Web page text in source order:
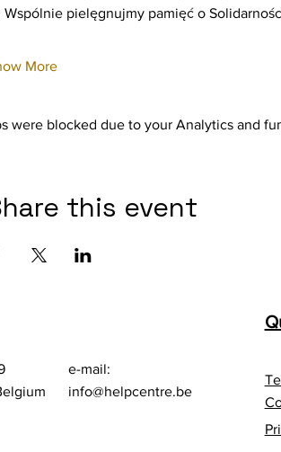
Wspólnie pielęgnujmy pamięć o
More
were blocked due to your Analytics and
this event
e-mail:
info@helpcentre.be